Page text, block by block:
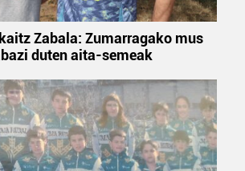
Zabala: Zumarragako mus
duten aita-semeak